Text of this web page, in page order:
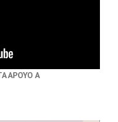
APOYO A